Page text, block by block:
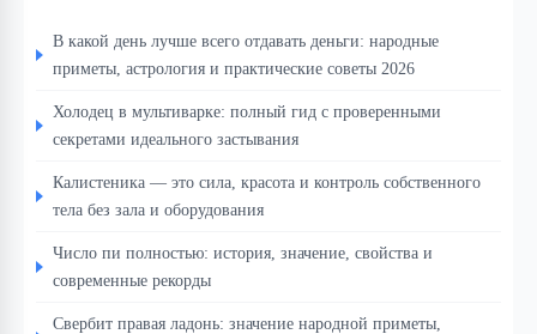
В какой день лучше всего отдавать деньги: народные
приметы, астрология и практические советы 2026
Холодец в мультиварке: полный гид с проверенными
секретами идеального застывания
Калистеника — это сила, красота и контроль собственного
тела без зала и оборудования
Число пи полностью: история, значение, свойства и
современные рекорды
Свербит правая ладонь: значение народной приметы,